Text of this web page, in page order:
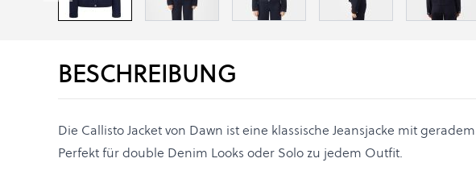
BESCHREIBUNG
Die Callisto Jacket von Dawn ist eine klassische Jeansjacke mit
Perfekt für double Denim Looks oder Solo zu jedem Outfit.